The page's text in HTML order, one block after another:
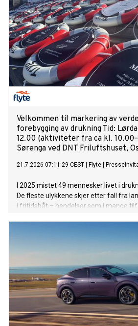
Velkommen til markering av
forebygging av drukning Tid:
12.00 (aktiviteter fra ca kl.
Sørenga ved DNT Friluftshuset,
21.7.2026 07:11:29 CEST Flyte
I 2025 mistet 49 mennesker livet i
De fleste ulykkene skjer etter fall fra
i fritidsbåt – hendelser som i mange